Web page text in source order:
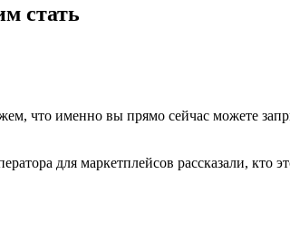
стать
что именно вы прямо сейчас можете
для маркетплейсов рассказали, кто